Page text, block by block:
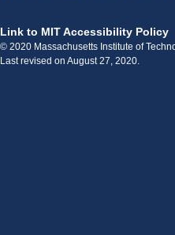
Link to MIT Accessibility Policy
© 2020 Massachusetts Institute of
Last revised on August 27, 2020.